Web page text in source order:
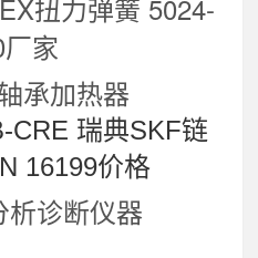
扭力弹簧 5024-
家
承加热器
CRE 瑞典SKF链
16199价格
诊断仪器